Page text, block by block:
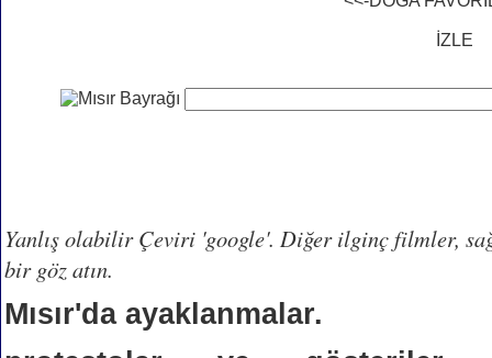
İZLE
Yanlış olabilir Çeviri 'google'. Diğer ilginç filmler,
bir göz atın.
Mısır'da ayaklanmalar.